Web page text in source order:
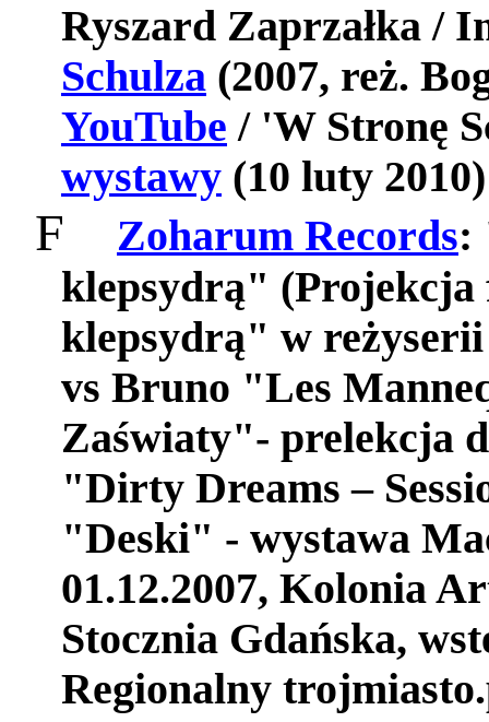
Ryszard Zaprzałka /
Schulza (2007, reż.
YouTube / 'W Stronę
wystawy (10 luty 2010)
F Zoharum Records:
klepsydrą" (Projekcja
klepsydrą" w reżyserii
vs Bruno "Les
Zaświaty"- prelekcja
"Dirty Dreams –
"Deski" - wystawa
01.12.2007, Kolonia
Stocznia Gdańska, wst
Regionalny